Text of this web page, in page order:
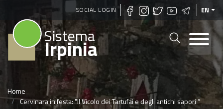
Skip
main
content
SOCIAL LOGIN EN
Sistema
Irpinia
Home
Cervinara in festa: "Il Vicolo dei Tartufai e degli antichi sapori “